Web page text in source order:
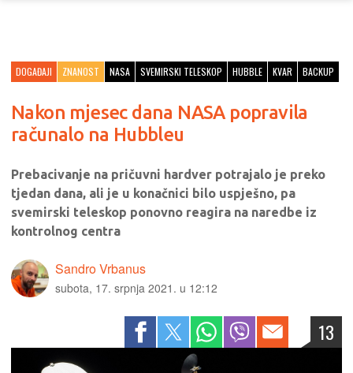
DOGAĐAJI ZNANOST NASA SVEMIRSKI TELESKOP HUBBLE KVAR BACKUP
Nakon mjesec dana NASA popravila
računalo na Hubbleu
Prebacivanje na pričuvni hardver potrajalo je preko
tjedan dana, ali je u konačnici bilo uspješno, pa
svemirski teleskop ponovno reagira na naredbe iz
kontrolnog centra
Sandro Vrbanus
subota, 17. srpnja 2021. u 12:12
13